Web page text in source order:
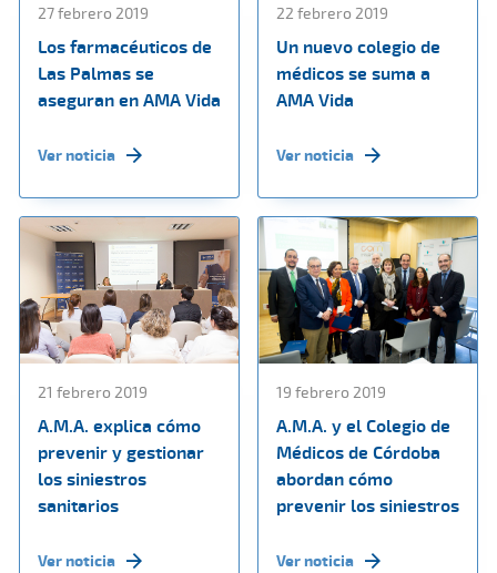
27 febrero 2019
Los farmacéuticos de
Las Palmas se
aseguran en AMA Vida
Ver noticia
22 febrero 2019
Un nuevo colegio de
médicos se suma a
AMA Vida
Ver noticia
21 febrero 2019
A.M.A. explica cómo
prevenir y gestionar
los siniestros
sanitarios
Ver noticia
19 febrero 2019
A.M.A. y el Colegio de
Médicos de Córdoba
abordan cómo
prevenir los siniestros
Ver noticia